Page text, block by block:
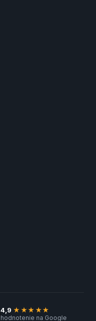
4,9 ★★★★★
hodnotenie na Google